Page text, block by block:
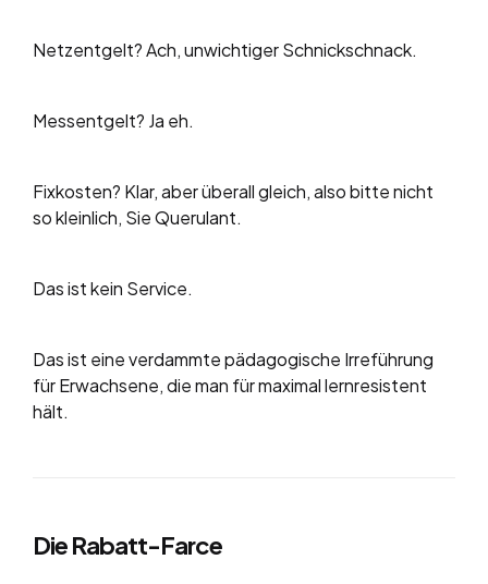
Netzentgelt? Ach, unwichtiger Schnickschnack.
Messentgelt? Ja eh.
Fixkosten? Klar, aber überall gleich, also bitte nicht
so kleinlich, Sie Querulant.
Das ist kein Service.
Das ist eine verdammte pädagogische Irreführung
für Erwachsene, die man für maximal lernresistent
hält.
Die Rabatt-Farce